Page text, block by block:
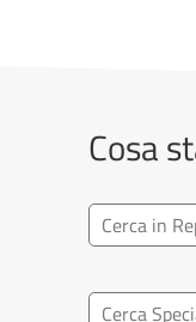
Cosa
Ricerca
Ricerca